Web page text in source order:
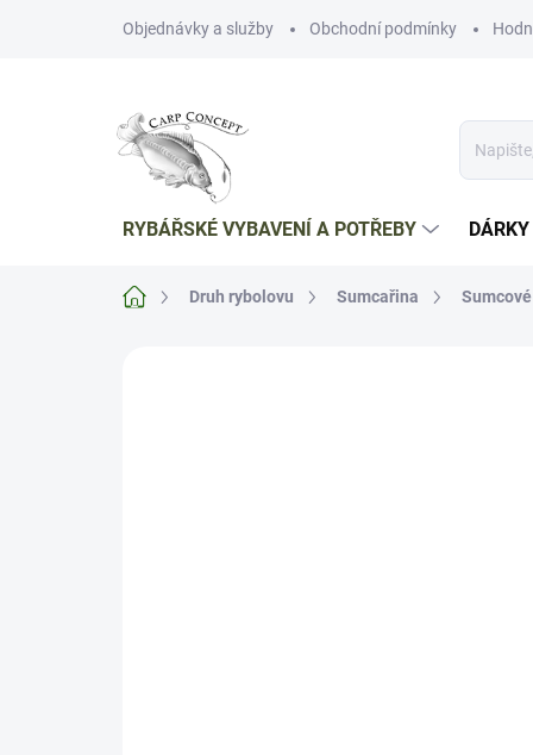
Objednávky a služby Obchodní podmínky
RYBÁŘSKÉ VYBAVENÍ A POTŘEBY
Domů Druh rybolovu Sumcařina